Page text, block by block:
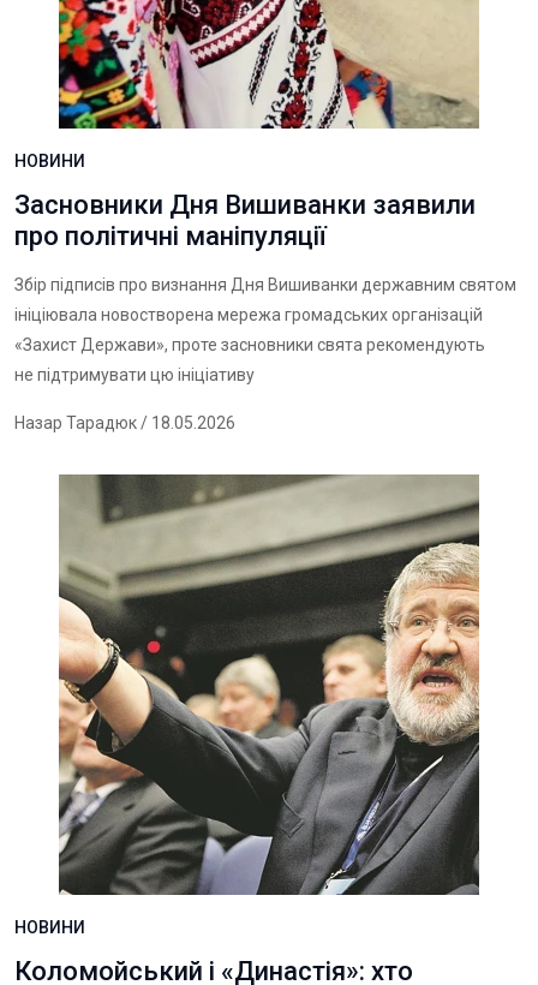
НОВИНИ
Засновники Дня Вишиванки заявили
про політичні маніпуляції
Збір підписів про визнання Дня Вишиванки державним святом
ініціювала новостворена мережа громадських організацій
«Захист Держави», проте засновники свята рекомендують
не підтримувати цю ініціативу
Назар Тарадюк/ 18.05.2026
НОВИНИ
Коломойський і «Династія»: хто